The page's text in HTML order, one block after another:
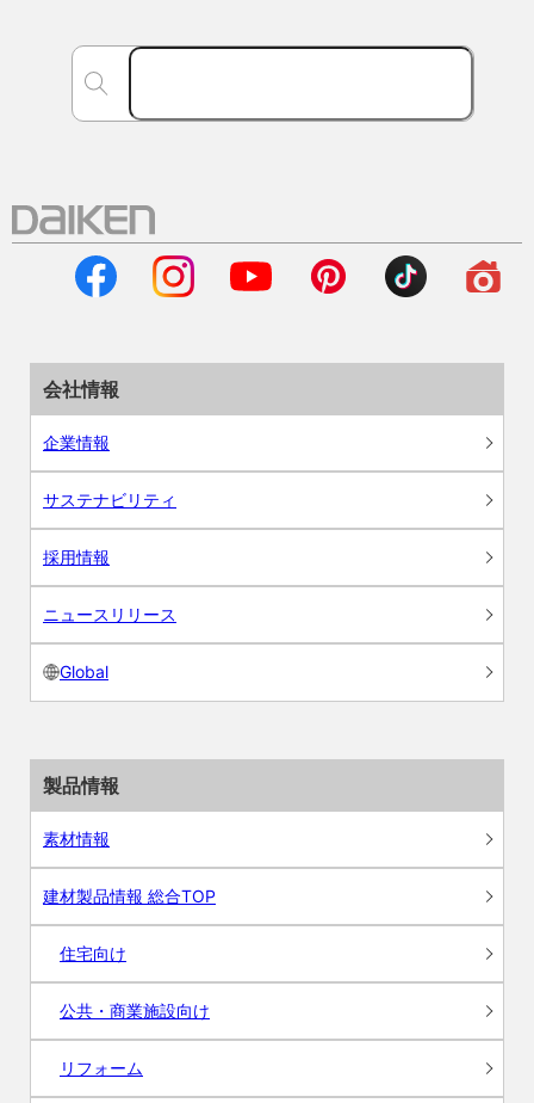
会社情報
企業情報
サステナビリティ
採用情報
ニュースリリース
Global
製品情報
素材情報
建材製品情報 総合TOP
住宅向け
公共・商業施設向け
リフォーム